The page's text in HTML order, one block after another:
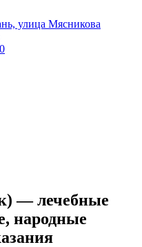
улица Мясникова
— лечебные
народные